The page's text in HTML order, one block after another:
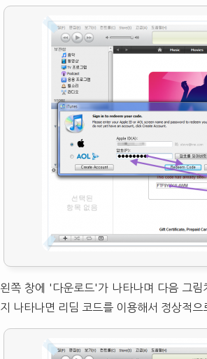
왼쪽 창에 '다운로드'가 나타나며 다음 그
지 나타나면 리딤 코드를 이용해서 정상적